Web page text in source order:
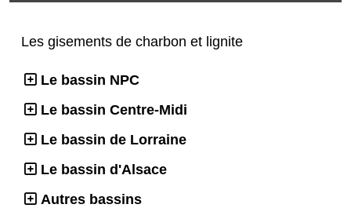
Les gisements de charbon et lignite
Le bassin NPC
Le bassin Centre-Midi
Le bassin de Lorraine
Le bassin d'Alsace
Autres bassins